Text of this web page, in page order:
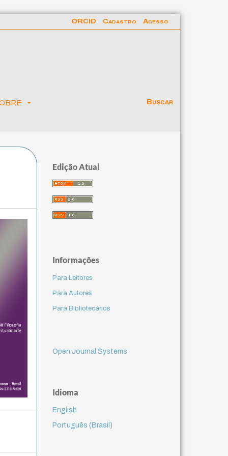
Buscar
ORCID Cadastro Acesso
Edição Atual
Informações
Para Leitores
Para Autores
Para Bibliotecários
Open Journal Systems
Idioma
English
Português (Brasil)